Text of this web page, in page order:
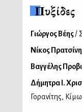
Πυξίδες
Γιώργος Βέης/
Νίκος
Βαγγέλης
Δήμητρα Ι.
Γορανίτης,